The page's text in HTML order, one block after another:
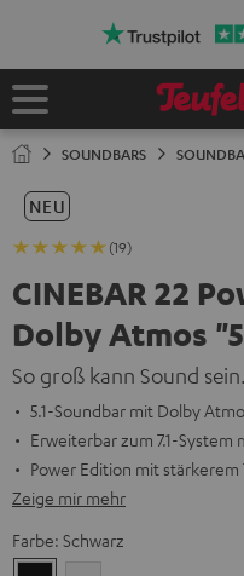
Startseite
SOUNDBARS
NEU
(19)
CINEBAR 22
Dolby Atmos
So groß kann Sound sein.
5.1-Soundbar mit Dolby
Erweiterbar zum 7.1-System
Power Edition mit stärkerem
Zeige mir mehr
Farbe: Schwarz